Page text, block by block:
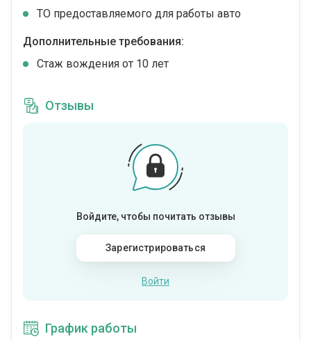
ТО предоставляемого для работы авто
Дополнительные требования:
Стаж вождения от 10 лет
Отзывы
Войдите, чтобы почитать отзывы
Зарегистрироваться
Войти
График работы